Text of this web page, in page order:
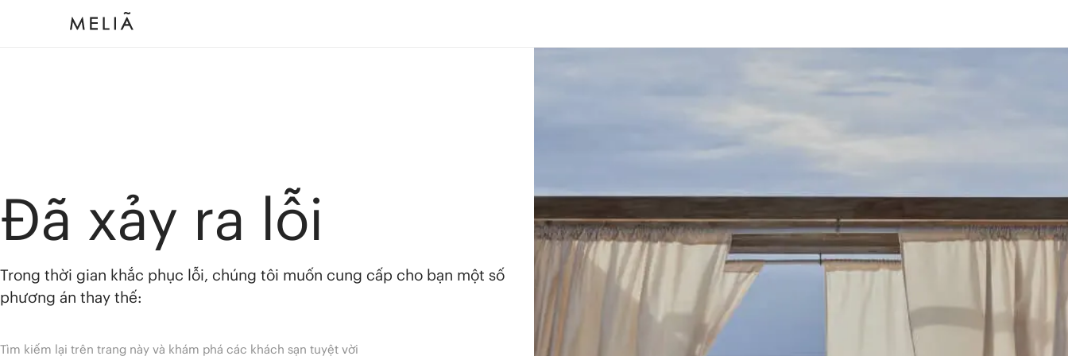
Đã xảy ra lỗi
Trong thời gian khắc phục lỗi, chúng tôi muốn cung cấp cho bạn một số
phương án thay thế:
Tìm kiếm lại trên trang này và khám phá các khách sạn tuyệt vời